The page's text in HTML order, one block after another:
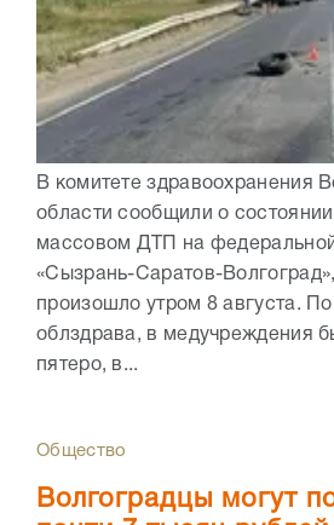
В комитете здравоохранения
области сообщили о
массовом ДТП на
«Сызрань-Саратов-
произошло утром 8 августа.
облздрава, в медучреждения
пятеро, в...
Общество
Волгоградцы могут